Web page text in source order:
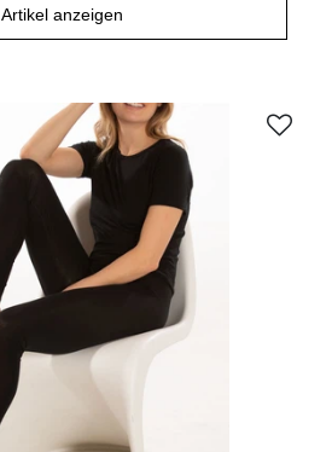
Artikel anzeigen